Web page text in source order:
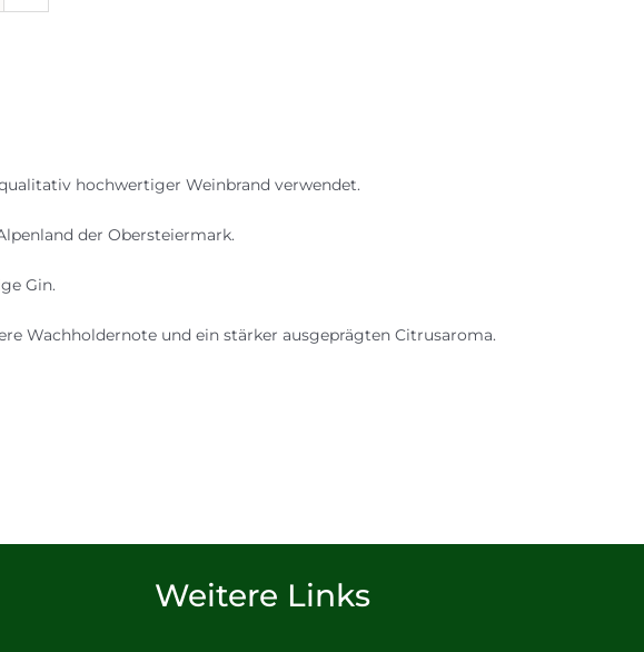
hochwertiger Weinbrand verwendet.
der Obersteiermark.
Gin.
Wachholdernote und ein stärker ausgeprägten Citrusaroma.
Weitere Links